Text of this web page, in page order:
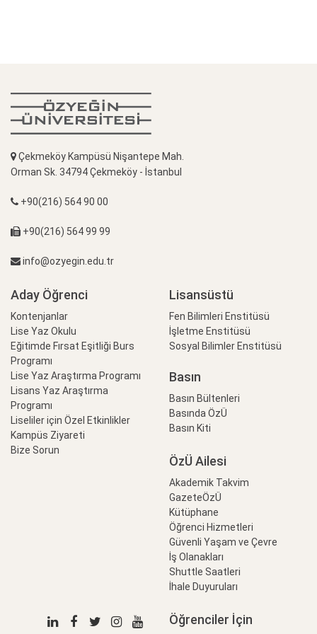
Çekmeköy Kampüsü Nişantepe Mah.
Orman Sk. 34794 Çekmeköy - İstanbul
+90(216) 564 90 00
+90(216) 564 99 99
info@ozyegin.edu.tr
Aday Öğrenci
Kontenjanlar
Lise Yaz Okulu
Eğitimde Fırsat Eşitliği Burs
Programı
Lise Yaz Araştırma Programı
Lisans Yaz Araştırma
Programı
Liseliler için Özel Etkinlikler
Kampüs Ziyareti
Bize Sorun
Lisansüstü
Fen Bilimleri Enstitüsü
İşletme Enstitüsü
Sosyal Bilimler Enstitüsü
Basın
Basın Bültenleri
Basında ÖzÜ
Basın Kiti
ÖzÜ Ailesi
Akademik Takvim
GazeteÖzÜ
Kütüphane
Öğrenci Hizmetleri
Güvenli Yaşam ve Çevre
İş Olanakları
Shuttle Saatleri
İhale Duyuruları
Öğrenciler İçin